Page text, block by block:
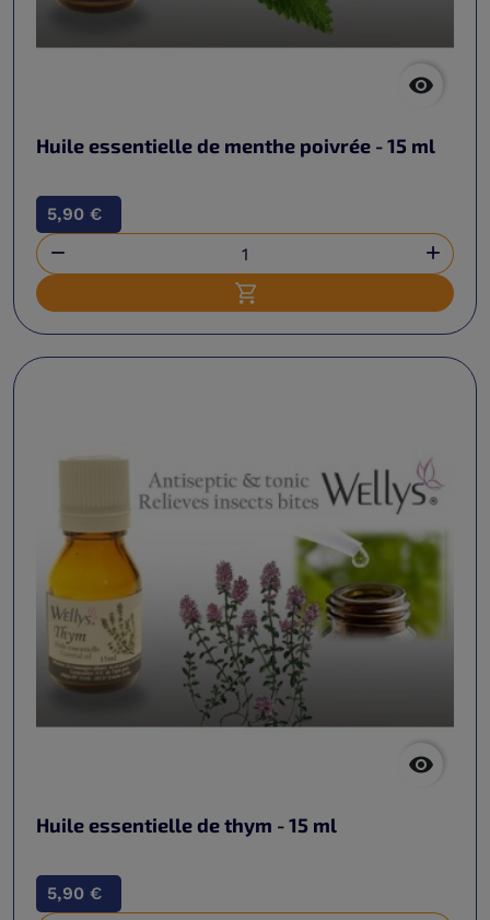

Huile essentielle de menthe poivrée - 15 ml
5,90 €
 
Ajouter au panier

Huile essentielle de thym - 15 ml
5,90 €